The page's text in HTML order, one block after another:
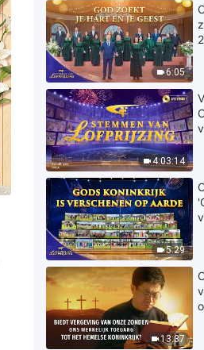
2:56:56
2:36:59
Gods
1:41:44
bezig
3:15:52
strik’
feest
2:12:04
Heer
6:05
4:03:14
5:29
13:37